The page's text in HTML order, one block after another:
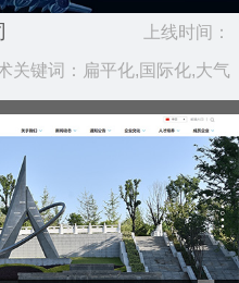
上线时间：
2020.11
关键词：扁平化,国际化,大气